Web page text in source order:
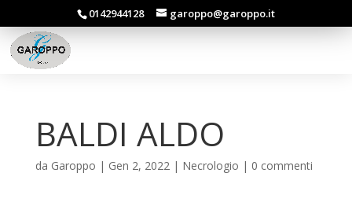
0142944128 garoppo@garoppo.it
BALDI ALDO
da Garoppo | Gen 2, 2022| Necrologio | 0 commenti